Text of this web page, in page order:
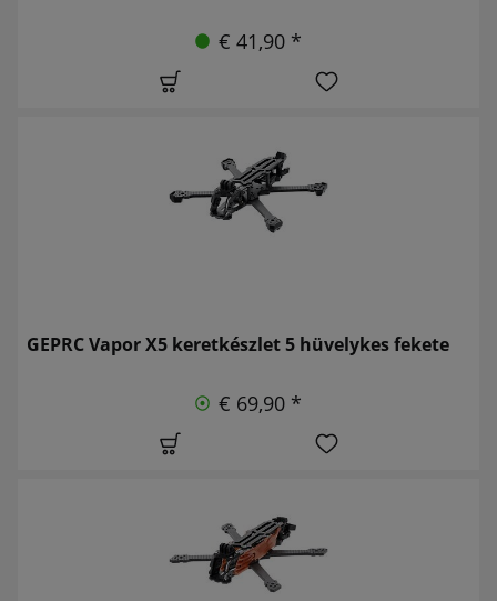
€ 41,90 *
GEPRC Vapor X5 keretkészlet 5 hüvelykes fekete
€ 69,90 *